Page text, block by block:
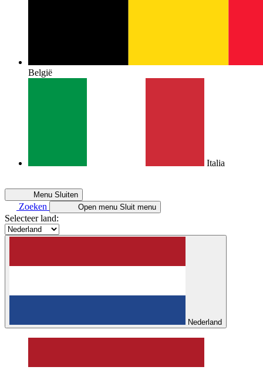
België
Italia
Menu Sluiten
Zoeken Open menu Sluit menu
Selecteer land:
Nederland